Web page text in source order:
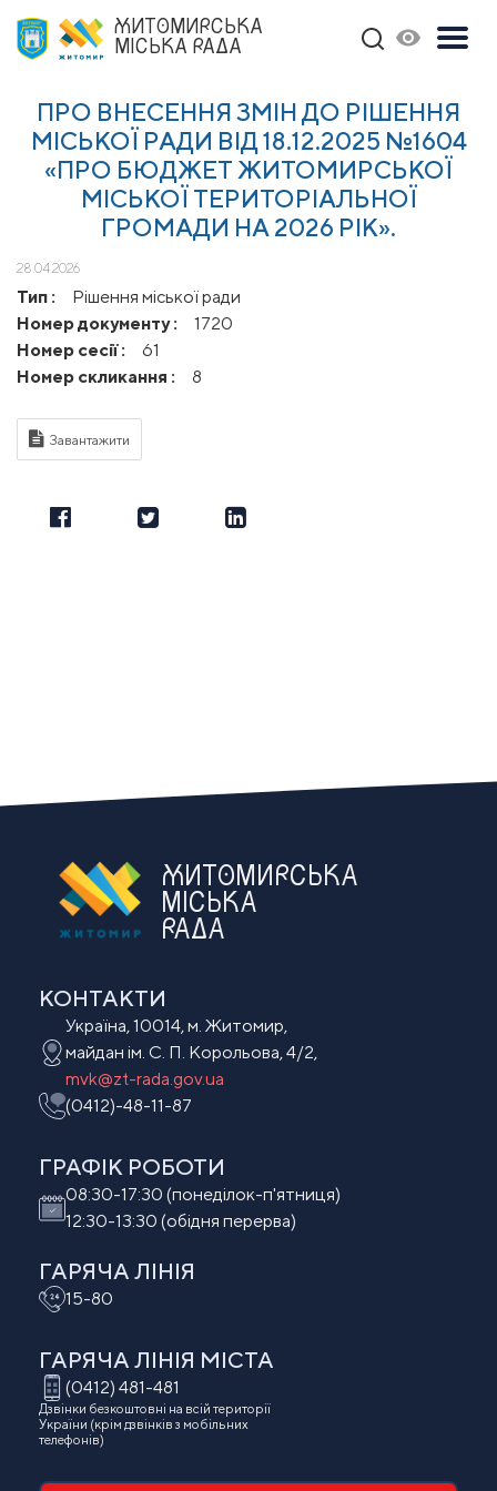
ЖИТОМИРСЬКА
МІСЬКА РАДА
ПРО ВНЕСЕННЯ ЗМІН ДО РІШЕННЯ
МІСЬКОЇ РАДИ ВІД 18.12.2025 №1604
«ПРО БЮДЖЕТ ЖИТОМИРСЬКОЇ
МІСЬКОЇ ТЕРИТОРІАЛЬНОЇ
ГРОМАДИ НА 2026 РІК».
28.04.2026
Тип :
Рішення міської ради
Номер документу :
1720
Номер сесії :
61
Номер скликання :
8
ЖИТОМИРСЬКА
МІСЬКА
РАДА
КОНТАКТИ
Україна, 10014, м. Житомир,
майдан ім. С. П. Корольова, 4/2,
mvk@zt-rada.gov.ua
(0412)-48-11-87
ГРАФІК РОБОТИ
08:30-17:30 (понеділок-п'ятниця)
12:30-13:30 (обідня перерва)
ГАРЯЧА ЛІНІЯ
15-80
ГАРЯЧА ЛІНІЯ МIСТА
(0412) 481-481
Дзвінки безкоштовні на всій території
України (крім дзвінків з мобільних
телефонів)